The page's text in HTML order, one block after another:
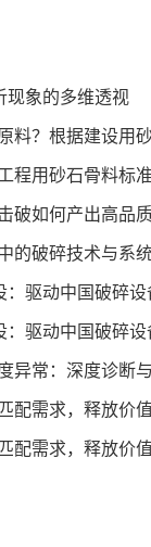
现象的多维透视
料？根据建设用砂
程用砂石骨料标准
破如何产出高品
的破碎技术与系
：驱动中国破碎
：驱动中国破碎
异常：深度诊断
配需求，释放价值
配需求，释放价值